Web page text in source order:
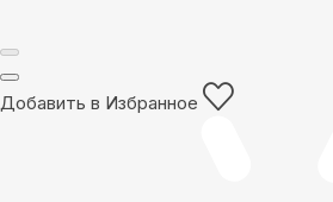
Добавить в Избранное